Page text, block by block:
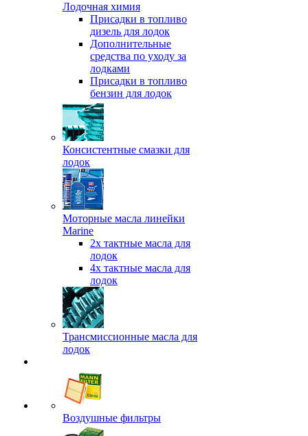
Лодочная химия
Присадки в топливо
дизель для лодок
Дополнительные
средства по уходу за
лодками
Присадки в топливо
бензин для лодок
Консистентные смазки для
лодок
Моторные масла линейки
Marine
2х тактные масла для
лодок
4х тактные масла для
лодок
Трансмиссионные масла для
лодок
Воздушные фильтры